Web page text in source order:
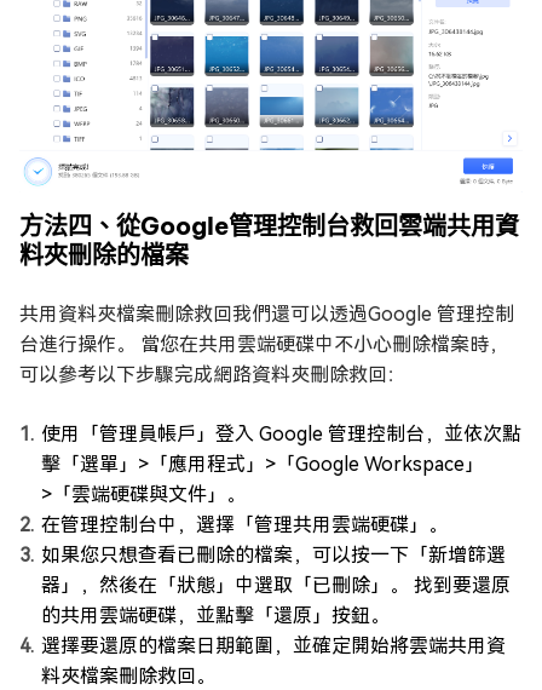
方法四、從Google管理控制台救回雲端共用資
料夾刪除的檔案
共用資料夾檔案刪除救回我們還可以透過Google 管理控制
台進行操作。 當您在共用雲端硬碟中不小心刪除檔案時，
可以參考以下步驟完成網路資料夾刪除救回：
使用「管理員帳戶」登入 Google 管理控制台，並依次點
擊「選單」>「應用程式」>「Google Workspace」
>「雲端硬碟與文件」。
在管理控制台中，選擇「管理共用雲端硬碟」。
如果您只想查看已刪除的檔案，可以按一下「新增篩選
器」，然後在「狀態」中選取「已刪除」。 找到要還原
的共用雲端硬碟，並點擊「還原」按鈕。
選擇要還原的檔案日期範圍，並確定開始將雲端共用資
料夾檔案刪除救回。